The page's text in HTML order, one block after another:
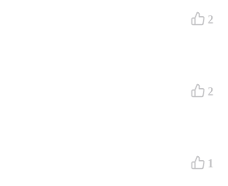
founder。上一次我们一起录
Write Own》第 16 期节目刚好
跟我说好多年前就读过《Angel》
直在做天使投资，值得来温习一下
书的品味非常接近哈哈。
的人会让自己周围都是世界上最成
2
2
1